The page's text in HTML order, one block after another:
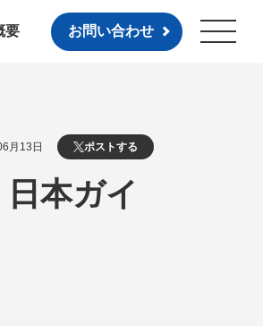
要 お問い合わせ
月13日 ポストする
本ガイ